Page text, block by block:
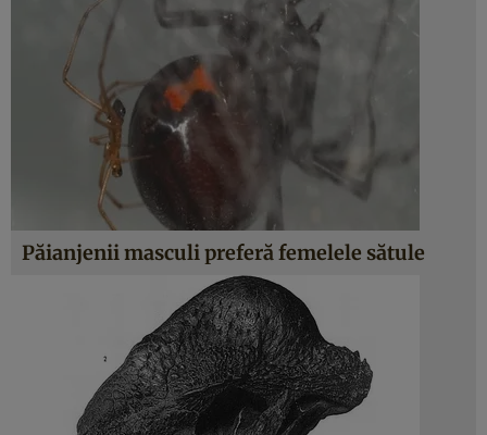
Păianjenii masculi preferă femelele sătule